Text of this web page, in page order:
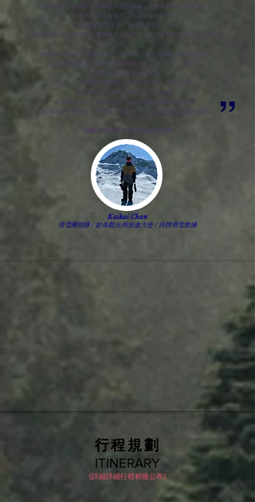
妙高赤倉、妙高杉之原和妙高池平溫泉，及樂天新井度假村等等。
而每個雪場各具特式，無論你是滑雪高手，
新手或家庭親子遊，都可盡情享受一番！
妙高高原不但擁有豐富的歷史與文化背景，也是日本傳統溫泉的知名勝地。
此團更特別加入三天深度行程，讓大家可以深入瞭解妙高當地文化。
我除咗會帶大家一起探索戰國時代史蹟，享受時令日本料理，
品嚐高山流水孕育的日本酒。
此外，本團更安排乘坐新潟最美景觀列車~"雪月花號"，
透過日本最大車內觀景窗享受沿路美景，
沿途眺望火打山與妙高山，一面享用米其林級鐵道便當，
更重要嘅係整架列車只有我哋自己團友，可以話係最高級的鐵路體驗！
*此團特別加插五天東京自由行時間 ”
Kaikai Chan
滑雪團領隊 / 妙高觀光局旅遊大使 / 持牌滑雪教練
行程規劃
ITINERARY
(詳細詳細行程稍後公布)